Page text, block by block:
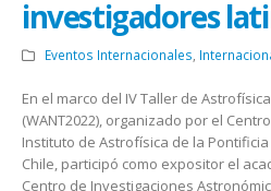
investigadores
Eventos Internacionales
En el marco del IV Taller de
(WANT2022), organizado por el
Instituto de Astrofísica de la
Chile, participó como expositor el
Centro de Investigaciones